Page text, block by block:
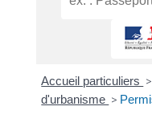
Accueil particuliers >
d'urbanisme >